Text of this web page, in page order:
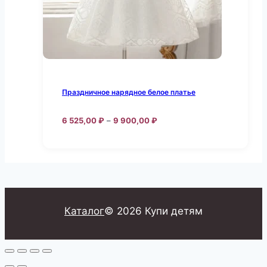
странице
товара.
Праздничное нарядное белое платье
6 525,00₽ – 9 900,00₽Диапазон
900,00 ₽
Опции
Каталог© 2026 Купи детям